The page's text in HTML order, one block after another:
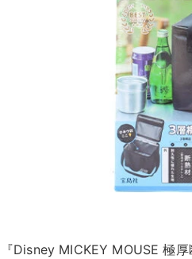
『Disney MICKEY MOUSE 極